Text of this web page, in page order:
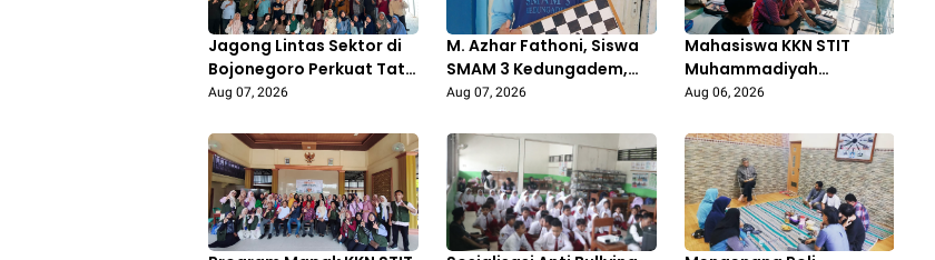
Jagong Lintas Sektor di
Bojonegoro Perkuat Tata
Kelola Pengelolaan
Aug 07, 2026
M. Azhar Fathoni, Siswa
SMAM 3 Kedungadem,
Raih Juara 1 Turnamen
Kecamatan
Aug 07, 2026
Mahasiswa KKN STIT
Muhammadiyah
Bojonegoro Aktif
Diniyah Al-Isro’,
Tingkatkan Semangat
Belajar Santri
Aug 06, 2026